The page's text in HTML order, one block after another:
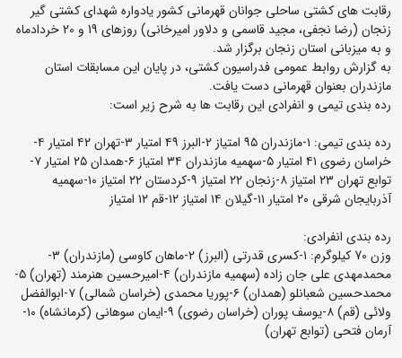
رقابت های کشتی ساحلی جوانان قهرمانی کشور یادواره شهدای کشتی گیر
زنجان (رضا نجفی، مجید قاسمی و دلاور امیرخانی) روزهای 19 و 20 خردادماه
و به میزبانی استان زنجان برگزار شد.
به گزارش روابط عمومی فدراسیون کشتی، در پایان این مسابقات استان
مازندران بعنوان قهرمانی دست یافت.
رده بندی تیمی و انفرادی این رقابت ها به شرح زیر است:
رده بندی تیمی: ۱-مازندران ۹۵ امتیاز ۲-البرز ۴۹ امتیار ۳-تهران ۴۲ امتیار ۴-
خراسان رضوی ۴۱ امتیار ۵-سهمیه مازندران ۳۴ امتیاز ۶-همدان ۲۵ امتیار ۷-
توابع تهران ۲۳ امتیاز ۸-زنجان ۲۲ امتیاز ۹-کردستان ۲۲ امتیاز ۱۰-سهمیه
آذربایجان شرقی ۲۰ امتیار ۱۱-گیلان ۱۴ امتیاز ۱۲-قم ۱۲ امتیاز
رده بندی انفرادی:
وزن 70 کیلوگرم: ۱-کسری قدرتی (البرز) ۲-ماهان کاوسی (مازندران) ۳-
محمدمهدی علی جان زاده (سهمیه مازندران) ۴-امیرحسین هنرمند (تهران) ۵-
محمدحسین شعبانلو (همدان) ۶-پوریا محمدی (خراسان شمالی) ۷-ابوالفضل
ولائی (قم) ۸-یوسف پوران (خراسان رضوی) ۹-ایمان سوهانی (کرمانشاه) ۱۰-
آرمان فتحی (توابع تهران)